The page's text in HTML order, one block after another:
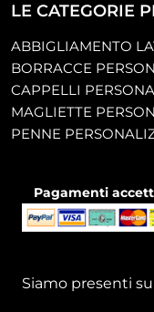
LE CATEGORIE
ABBIGLIAMENTO
BORRACCE
CAPPELLI
MAGLIETTE
PENNE
Pagamenti
Siamo presenti su